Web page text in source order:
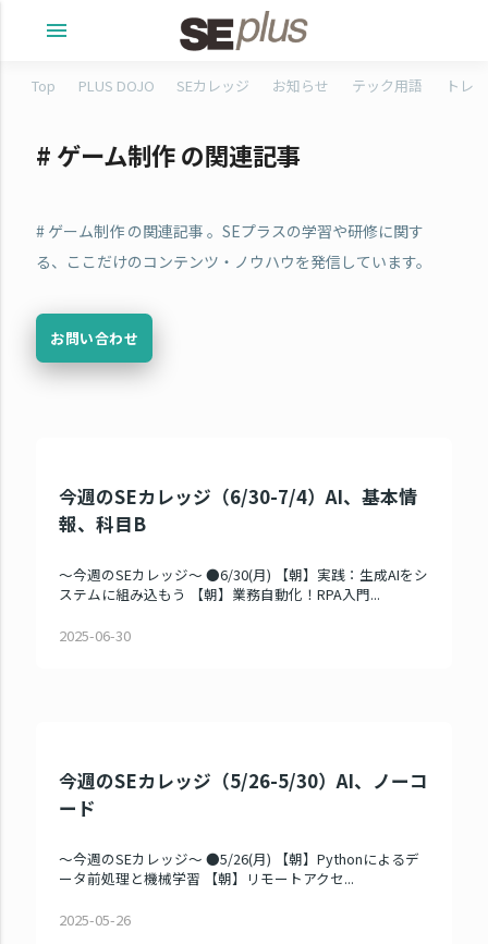
menu
Top PLUS DOJO SEカレッジ お知らせ テック用語 トレ
# ゲーム制作 の関連記事
# ゲーム制作 の関連記事 。SEプラスの学習や研修に関す
る、ここだけのコンテンツ・ノウハウを発信しています。
お問い合わせ
今週のSEカレッジ（6/30-7/4）AI、基本情
報、科目B
～今週のSEカレッジ～ ●6/30(月) 【朝】実践：生成AIをシ
ステムに組み込もう 【朝】業務自動化！RPA入門...
2025-06-30
今週のSEカレッジ（5/26-5/30）AI、ノーコ
ード
～今週のSEカレッジ～ ●5/26(月) 【朝】Pythonによるデ
ータ前処理と機械学習 【朝】リモートアクセ...
2025-05-26